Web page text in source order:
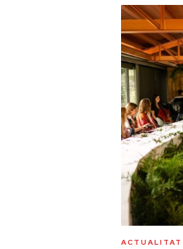
ACTUALITAT